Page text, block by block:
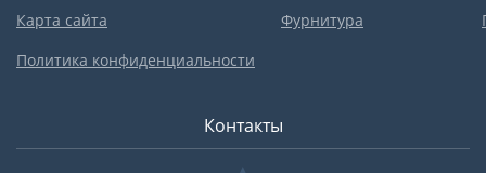
Карта сайта
Политика конфиденциальности
Фурнитура
Контакты